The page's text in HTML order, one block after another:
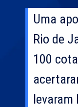
Uma
Rio de
100
levaram
Uma
Rio de
100
levaram